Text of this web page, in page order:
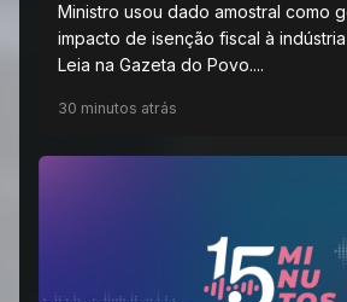
Ministro usou dado amostral como
impacto de isenção fiscal à
Leia na Gazeta do Povo....
30 minutos atrás